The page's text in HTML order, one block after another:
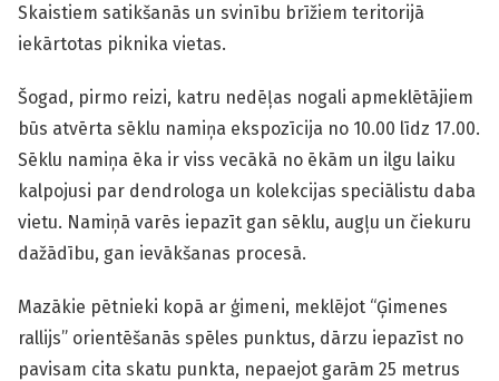
Skaistiem satikšanās un svinību brīžiem teritorijā
iekārtotas piknika vietas.
Šogad, pirmo reizi, katru nedēļas nogali apmeklētājiem
būs atvērta sēklu namiņa ekspozīcija no 10.00 līdz 17.00.
Sēklu namiņa ēka ir viss vecākā no ēkām un ilgu laiku
kalpojusi par dendrologa un kolekcijas speciālistu daba
vietu. Namiņā varēs iepazīt gan sēklu, augļu un čiekuru
dažādību, gan ievākšanas procesā.
Mazākie pētnieki kopā ar ģimeni, meklējot “Ģimenes
rallijs” orientēšanās spēles punktus, dārzu iepazīst no
pavisam cita skatu punkta, nepaejot garām 25 metrus